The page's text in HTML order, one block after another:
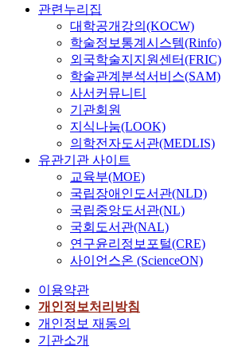
관련누리집
대학공개강의(KOCW)
학술정보통계시스템(Rinfo)
외국학술지지원센터(FRIC)
학술관계분석서비스(SAM)
사서커뮤니티
기관회원
지식나눔(LOOK)
의학전자도서관(MEDLIS)
유관기관 사이트
교육부(MOE)
국립장애인도서관(NLD)
국립중앙도서관(NL)
국회도서관(NAL)
연구윤리정보포털(CRE)
사이언스온 (ScienceON)
이용약관
개인정보처리방침
개인정보 재동의
기관소개